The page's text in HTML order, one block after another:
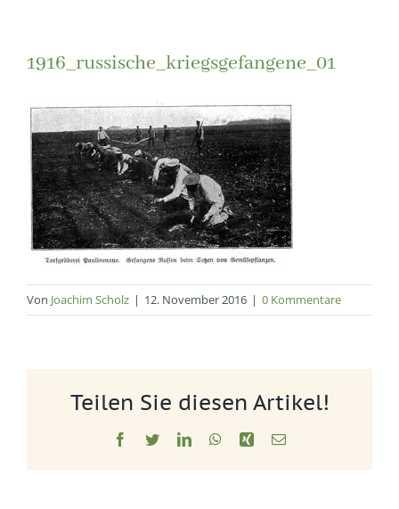
1916_russische_kriegsgefangene_01
Von Joachim Scholz | 12. November 2016 | 0 Kommentare
Teilen Sie diesen Artikel!
Facebook
TwitterLinkedInWhatsApp
Xing E-